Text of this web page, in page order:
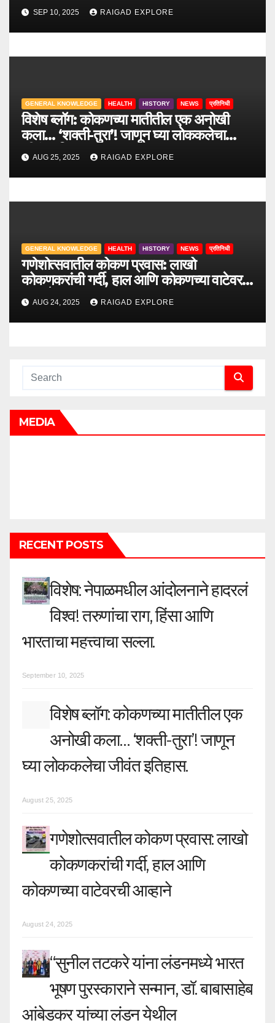
सल्ला.
SEP 10, 2025 RAIGAD EXPLORE
GENERAL KNOWLEDGE HEALTH HISTORY NEWS प्रतिनिधी
विशेष ब्लॉग: कोकणच्या मातीतील एक अनोखी
कला… ‘शक्ती-तुरा’! जाणून घ्या लोककलेचा
जीवंत इतिहास.
AUG 25, 2025 RAIGAD EXPLORE
GENERAL KNOWLEDGE HEALTH HISTORY NEWS प्रतिनिधी
गणेशोत्सवातील कोकण प्रवास: लाखो
कोकणकरांची गर्दी, हाल आणि कोकणच्या वाटेवरची
आव्हाने
AUG 24, 2025 RAIGAD EXPLORE
MEDIA
RECENT POSTS
विशेष: नेपाळमधील आंदोलनाने हादरलं
विश्व! तरुणांचा राग, हिंसा आणि
भारताचा महत्त्वाचा सल्ला.
September 10, 2025
विशेष ब्लॉग: कोकणच्या मातीतील एक
अनोखी कला… ‘शक्ती-तुरा’! जाणून
घ्या लोककलेचा जीवंत इतिहास.
August 25, 2025
गणेशोत्सवातील कोकण प्रवास: लाखो
कोकणकरांची गर्दी, हाल आणि
कोकणच्या वाटेवरची आव्हाने
August 24, 2025
“सुनील तटकरे यांना लंडनमध्ये भारत
भूषण पुरस्काराने सन्मान, डॉ. बाबासाहेब
आंबेडकर यांच्या लंडन येथील